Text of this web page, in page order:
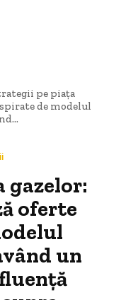
pe piața
de modelul
gazelor:
oferte
un